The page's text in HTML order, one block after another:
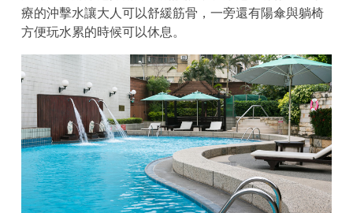
療的沖擊水讓大人可以舒緩筋骨，一旁還有陽傘與躺椅
方便玩水累的時候可以休息。